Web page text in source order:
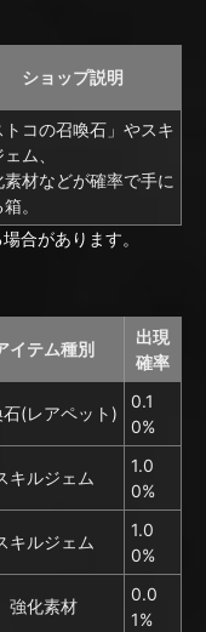
ショップ説明
トコの召喚石」やスキ
ム、
素材などが確率で手に
。
合があります。
イテム種別
出現
確率
(レアペット)
0.1
0%
キルジェム
1.0
0%
キルジェム
1.0
0%
強化素材
0.0
1%